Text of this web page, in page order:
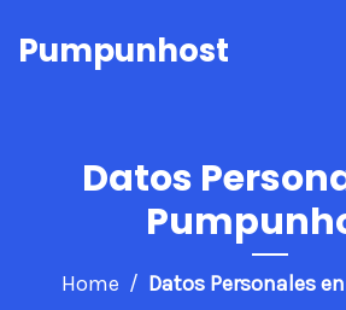
Pumpunhost
Datos
Home Datos Personales